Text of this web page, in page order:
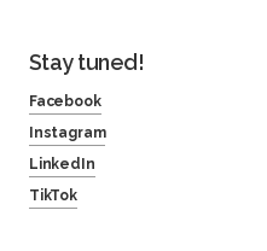
Stay tuned!
Facebook
Instagram
LinkedIn
TikTok